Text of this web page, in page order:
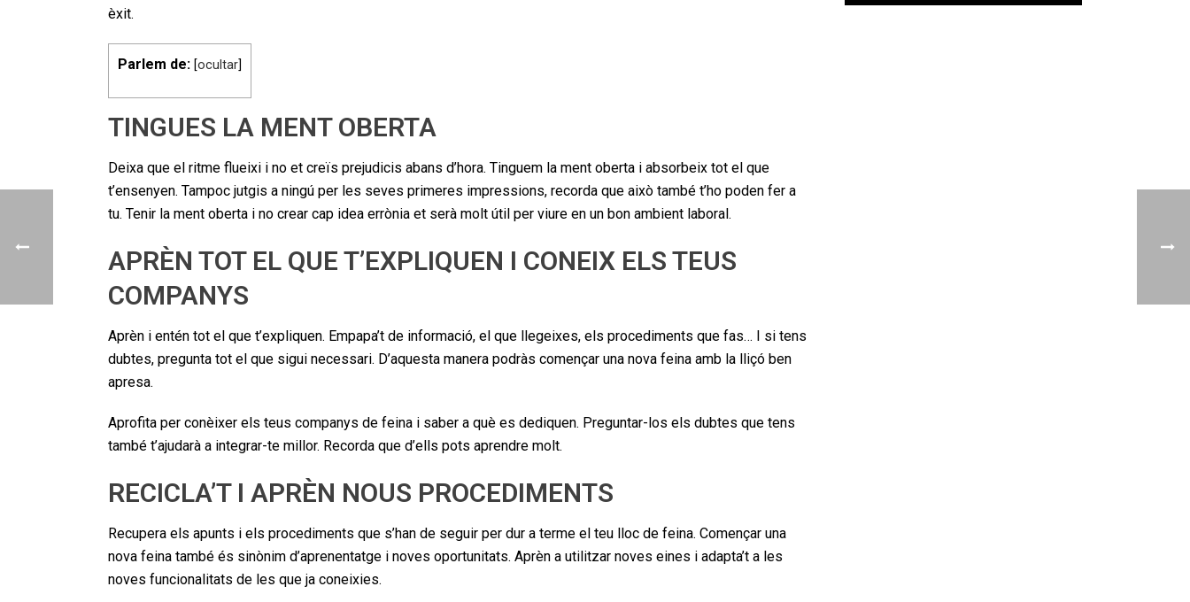
èxit.
Parlem de: [ocultar]
TINGUES LA MENT OBERTA
Deixa que el ritme flueixi i no et creïs prejudicis abans d’hora. Tinguem la ment oberta i absorbeix tot el que
t’ensenyen. Tampoc jutgis a ningú per les seves primeres impressions, recorda que això també t’ho poden fer a
tu. Tenir la ment oberta i no crear cap idea errònia et serà molt útil per viure en un bon ambient laboral.
APRÈN TOT EL QUE T’EXPLIQUEN I CONEIX ELS TEUS
COMPANYS
Aprèn i entén tot el que t’expliquen. Empapa’t de informació, el que llegeixes, els procediments que fas… I si tens
dubtes, pregunta tot el que sigui necessari. D’aquesta manera podràs començar una nova feina amb la lliçó ben
apresa.
Aprofita per conèixer els teus companys de feina i saber a què es dediquen. Preguntar-los els dubtes que tens
també t’ajudarà a integrar-te millor. Recorda que d’ells pots aprendre molt.
RECICLA’T I APRÈN NOUS PROCEDIMENTS
Recupera els apunts i els procediments que s’han de seguir per dur a terme el teu lloc de feina. Començar una
nova feina també és sinònim d’aprenentatge i noves oportunitats. Aprèn a utilitzar noves eines i adapta’t a les
noves funcionalitats de les que ja coneixies.